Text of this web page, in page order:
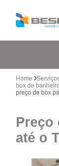
Home
box de
preço de box
Preço
até o